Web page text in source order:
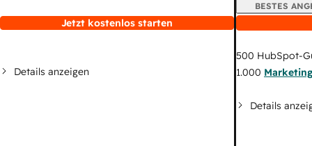
Jetzt kostenlos starten
Details anzeigen
BESTES
500 HubSpot-
1.000
Details